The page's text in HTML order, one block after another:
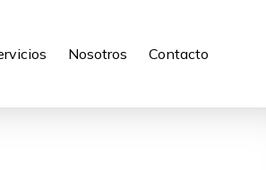
Nosotros Contacto